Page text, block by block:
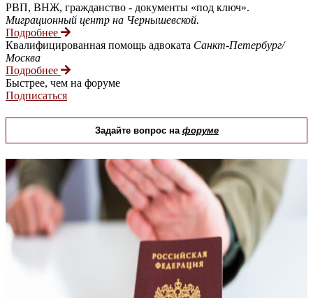
РВП, ВНЖ, гражданство - документы «под ключ».
Миграционный центр на Чернышевской.
Подробнее
Квалифицированная помощь адвоката Санкт-Петербург/
Москва
Подробнее
Быстрее, чем на форуме
Подписаться
Задайте вопрос на форуме